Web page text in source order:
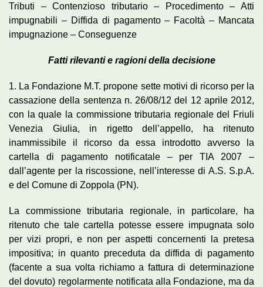
Tributi – Contenzioso tributario – Procedimento – Atti
impugnabili – Diffida di pagamento – Facoltà – Mancata
impugnazione – Conseguenze
Fatti rilevanti e ragioni della decisione
1. La Fondazione M.T. propone sette motivi di ricorso per la
cassazione della sentenza n. 26/08/12 del 12 aprile 2012,
con la quale la commissione tributaria regionale del Friuli
Venezia Giulia, in rigetto dell’appello, ha ritenuto
inammissibile il ricorso da essa introdotto avverso la
cartella di pagamento notificatale – per TIA 2007 –
dall’agente per la riscossione, nell’interesse di A.S. S.p.A.
e del Comune di Zoppola (PN).
La commissione tributaria regionale, in particolare, ha
ritenuto che tale cartella potesse essere impugnata solo
per vizi propri, e non per aspetti concernenti la pretesa
impositiva; in quanto preceduta da diffida di pagamento
(facente a sua volta richiamo a fattura di determinazione
del dovuto) regolarmente notificata alla Fondazione, ma da